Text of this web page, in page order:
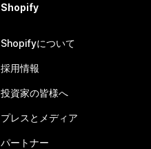
Shopify
Shopifyについて
採用情報
投資家の皆様へ
プレスとメディア
パートナー